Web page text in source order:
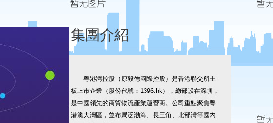
集團介紹
粵港灣控股（原毅德國際控股）是香港聯交所主
板上市企業（股份代號：1396.hk），總部設在深圳，
是中國領先的商貿物流產業運營商。公司重點聚焦粵
港澳大灣區，並布局泛渤海、長三角、北部灣等國內